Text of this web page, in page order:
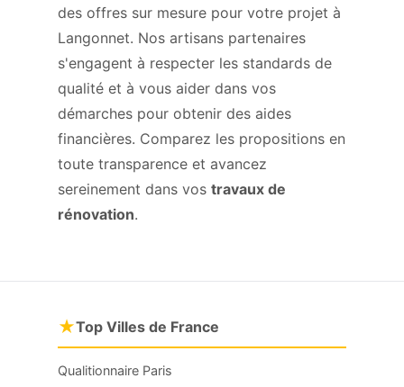
des offres sur mesure pour votre projet à
Langonnet. Nos artisans partenaires
s'engagent à respecter les standards de
qualité et à vous aider dans vos
démarches pour obtenir des aides
financières. Comparez les propositions en
toute transparence et avancez
sereinement dans vos travaux de
rénovation.
★Top Villes de France
Qualitionnaire Paris